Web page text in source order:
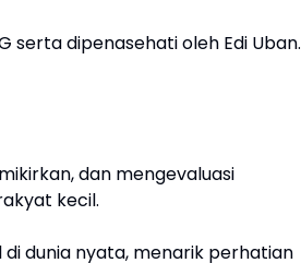
serta dipenasehati oleh Edi Uban.
dan mengevaluasi
kecil.
dunia nyata, menarik perhatian